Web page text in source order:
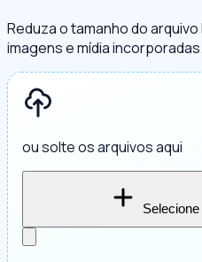
Reduza o tamanho do
imagens e mídia incorporadas.
ou solte os arquivos aqui